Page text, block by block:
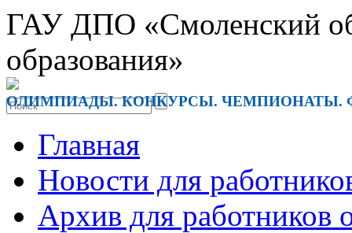
ГАУ ДПО «Смоленский
образования»
ОЛИМПИАДЫ. КОНКУРСЫ. ЧЕМПИОНАТЫ.
Главная
Новости для
Архив для работников